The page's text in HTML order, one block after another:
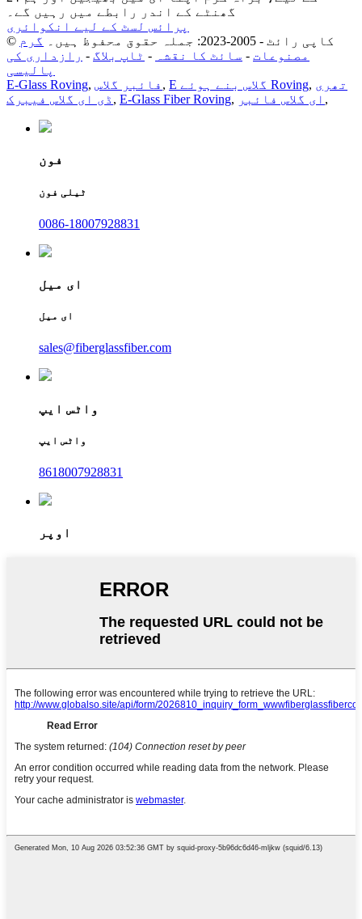
گھنٹے کے اندر رابطے میں رہیں گے۔
پرائس لسٹ کے لیے انکوائری
© کاپی رائٹ - 2005-2023: جملہ حقوق محفوظ ہیں۔
گرم
مصنوعات - سائٹ کا نقشہ - ٹاپ بلاگ - رازداری کی
پالیسی
E-Glass Roving, فائبر گلاس , E گلاس بنے ہوئے Roving, تھری
ڈی ای گلاس فیبرک , E-Glass Fiber Roving, ای گلاس فائبر ,
فون
ٹیلی فون
0086-18007928831
ای میل
ای میل
sales@fiberglassfiber.com
واٹس ایپ
واٹس ایپ
8618007928831
اوپر